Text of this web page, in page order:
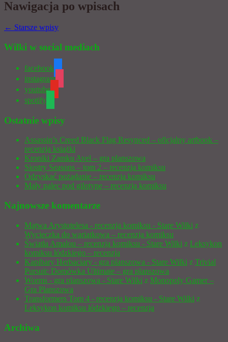
Nawigacja po wpisach
← Starsze wpisy
Wilki w social mediach
facebook
instagram
youtube
spotify
Ostatnie wpisy
Assassin’s Creed Black Flag Resynced – oficjalny artbook –
recenzja książki
Kroniki Zamku Avel – gra planszowa
Siostry Seasons – tom 2 – recenzja komiksu
Odzyskać pożądanie – recenzja komiksu
Mały palec pod gilotynę – recenzja komiksu
Najnowsze komentarze
Mątwa Arystotelesa - recenzja komiksu - Stare Wilki z
Wycieczka do wariatkowa – recenzja komiksu
Światła Amalou – recenzja komiksu - Stare Wilki z Leksykon
komiksu łódzkiego – recenzja
Kapibary Herbaciary - gra planszowa - Stare Wilki z Trivial
Pursuit: Domówka Ultimate – gra planszowa
Worms - gra planszowa - Stare Wilki z Monopoly Gamer –
Gra Planszowa
Transformers Tom 4 - recenzja komiksu - Stare Wilki z
Leksykon komiksu łódzkiego – recenzja
Archiwa